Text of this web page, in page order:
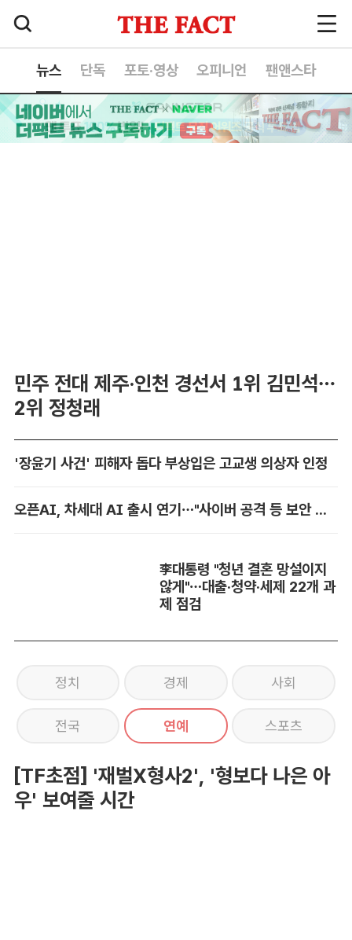
뉴스 단독 포토·영상 오피니언 팬앤스타
민주 전대 제주·인천 경선서 1위 김민석…
2위 정청래
'장윤기 사건' 피해자 돕다 부상입은 고교생 의상자 인정
오픈AI, 차세대 AI 출시 연기…"사이버 공격 등 보안 위험"
李대통령 "청년 결혼 망설이지
않게"…대출·청약·세제 22개 과
제 점검
정치 경제 사회
전국 연예 스포츠
[TF초점] '재벌X형사2', '형보다 나은 아
우' 보여줄 시간